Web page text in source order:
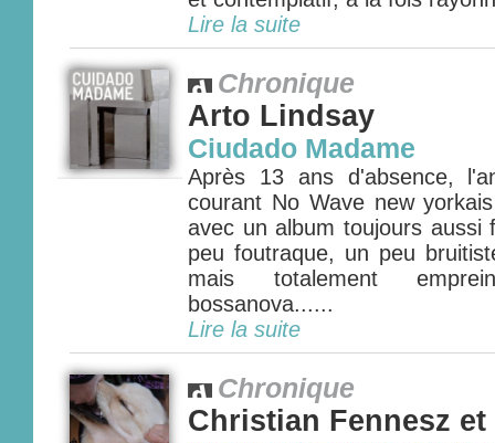
Lire la suite
Chronique
Arto Lindsay
Ciudado Madame
Après 13 ans d'absence,
courant No Wave new
avec un album toujours aussi
peu foutraque, un peu
mais totalement
bossanova......
Lire la suite
Chronique
Christian Fennesz